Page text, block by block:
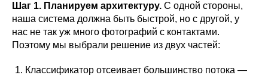
Шаг 1. Планируем архитектуру. С одной стороны,
наша система должна быть быстрой, но с другой, у
нас не так уж много фотографий с контактами.
Поэтому мы выбрали решение из двух частей:
Классификатор отсеивает большинство потока —